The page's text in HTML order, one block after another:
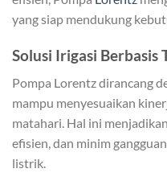
yang siap mendukung
Solusi Irigasi Berbasis
Pompa Lorentz dirancang
mampu menyesuaikan
matahari. Hal ini
efisien, dan minim
listrik.